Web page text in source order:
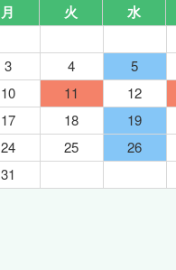
月 火 水
3 4 5
10 11 12
17 18 19
24 25 26
31